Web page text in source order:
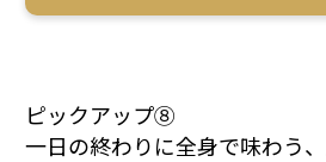
ピックアップ⑧
一日の終わりに全身で味わう